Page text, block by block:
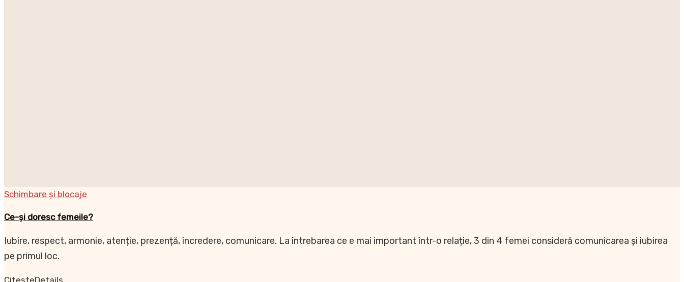
Companii
Despre mine
Schimbare și blocaje
Ce-și doresc femeile?
Iubire, respect, armonie, atenție, prezență, încredere, comunicare. La întrebarea ce e mai important într-o relație, 3 din 4 femei consideră comunicarea și iubirea
pe primul loc.
CiteșteDetails